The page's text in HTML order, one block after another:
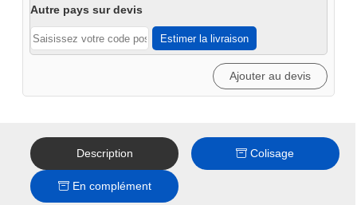
panneau
perforé
Autre pays sur devis
Estimer la livraison
Ajouter au devis
Description Colisage
En complément